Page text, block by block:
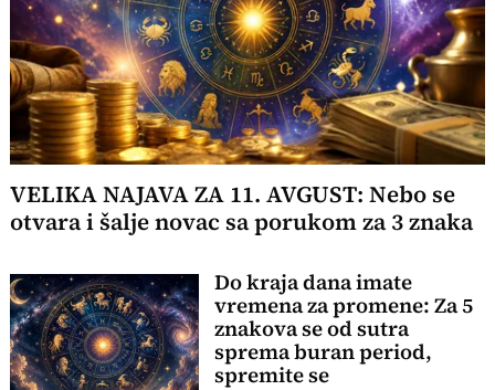
VELIKA NAJAVA ZA 11. AVGUST: Nebo se
otvara i šalje novac sa porukom za 3 znaka
Do kraja dana imate
vremena za promene: Za 5
znakova se od sutra
sprema buran period,
spremite se